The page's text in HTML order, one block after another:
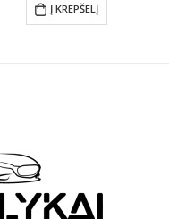
Į KREPŠELĮ